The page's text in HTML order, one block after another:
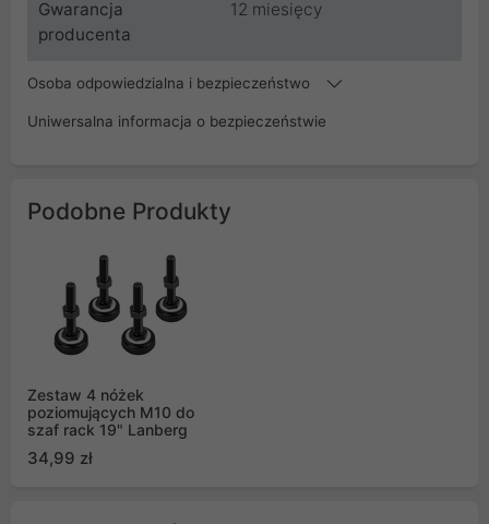
Gwarancja
producenta
12 miesięcy
Osoba odpowiedzialna i bezpieczeństwo
Uniwersalna informacja o bezpieczeństwie
Podobne Produkty
Zestaw 4 nóżek
poziomujących M10 do
szaf rack 19" Lanberg
34,99 zł